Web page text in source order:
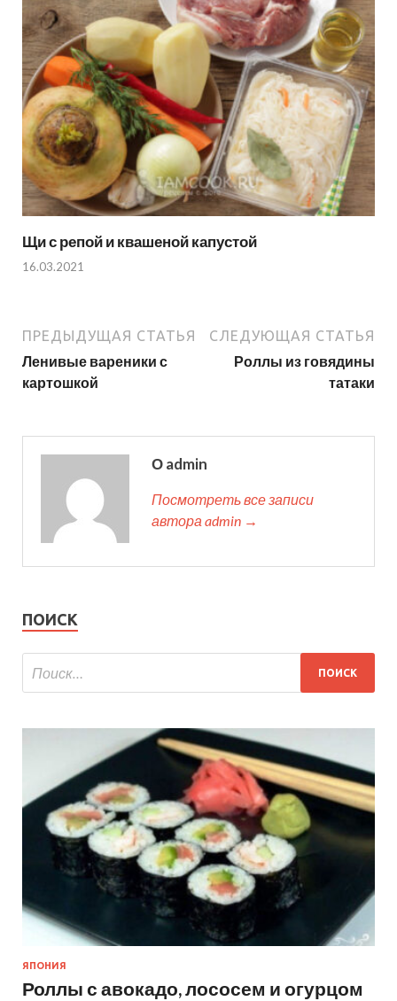
Щи с репой и квашеной капустой
16.03.2021
ПРЕДЫДУЩАЯ СТАТЬЯ
Ленивые вареники с
картошкой
СЛЕДУЮЩАЯ СТАТЬЯ
Роллы из говядины
татаки
О admin
Посмотреть все записи
автора admin →
ПОИСК
ЯПОНИЯ
Роллы с авокадо, лососем и огурцом